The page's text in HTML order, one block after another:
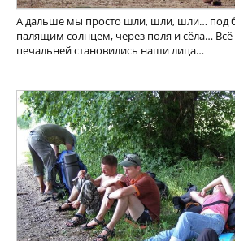
А дальше мы просто шли, шли, шли… под
палящим солнцем, через поля и сёла…
печальней становились наши лица…